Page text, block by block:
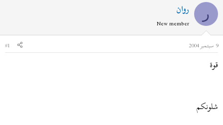
ئ
م
و
ر
ا
ل
ر روان
New member
9 سبتمبر 2004
#1
قوة
شلونكم